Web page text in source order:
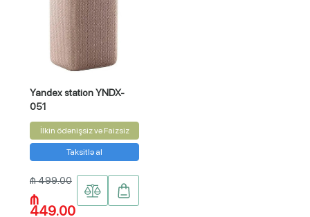
Yandex station YNDX-
051
İlkin ödənişsiz və Faizsiz
Taksitlə al
₼ 499.00
₼
449.00